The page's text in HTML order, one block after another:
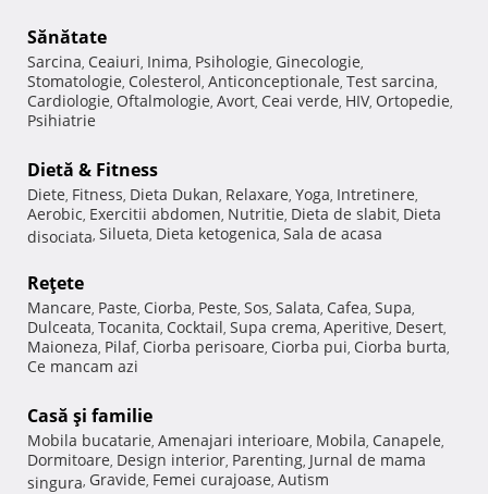
Sănătate
Sarcina, Ceaiuri, Inima, Psihologie, Ginecologie,
Stomatologie, Colesterol, Anticonceptionale, Test sarcina,
Cardiologie, Oftalmologie, Avort, Ceai verde, HIV, Ortopedie,
Psihiatrie
Dietă & Fitness
Diete, Fitness, Dieta Dukan, Relaxare, Yoga, Intretinere,
Aerobic, Exercitii abdomen, Nutritie, Dieta de slabit, Dieta
disociata, Silueta, Dieta ketogenica, Sala de acasa
Reţete
Mancare, Paste, Ciorba, Peste, Sos, Salata, Cafea, Supa,
Dulceata, Tocanita, Cocktail, Supa crema, Aperitive, Desert,
Maioneza, Pilaf, Ciorba perisoare, Ciorba pui, Ciorba burta,
Ce mancam azi
Casă şi familie
Mobila bucatarie, Amenajari interioare, Mobila, Canapele,
Dormitoare, Design interior, Parenting, Jurnal de mama
singura, Gravide, Femei curajoase, Autism